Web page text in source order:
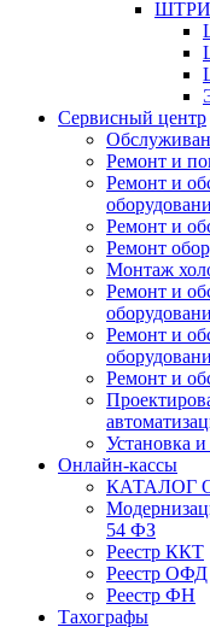
Сервисный центр
Ремонт и
Ремонт и
Ремонт и
Ремонт
Монтаж
Ремонт и
Ремонт и
Ремонт и
Установка
Онлайн-кассы
КАТАЛОГ
54 ФЗ
Реестр ККТ
Реестр ОФД
Реестр ФН
Тахографы